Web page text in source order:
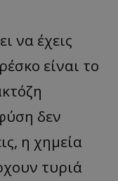
να έχεις
είναι το
δεν
η χημεία
τυριά